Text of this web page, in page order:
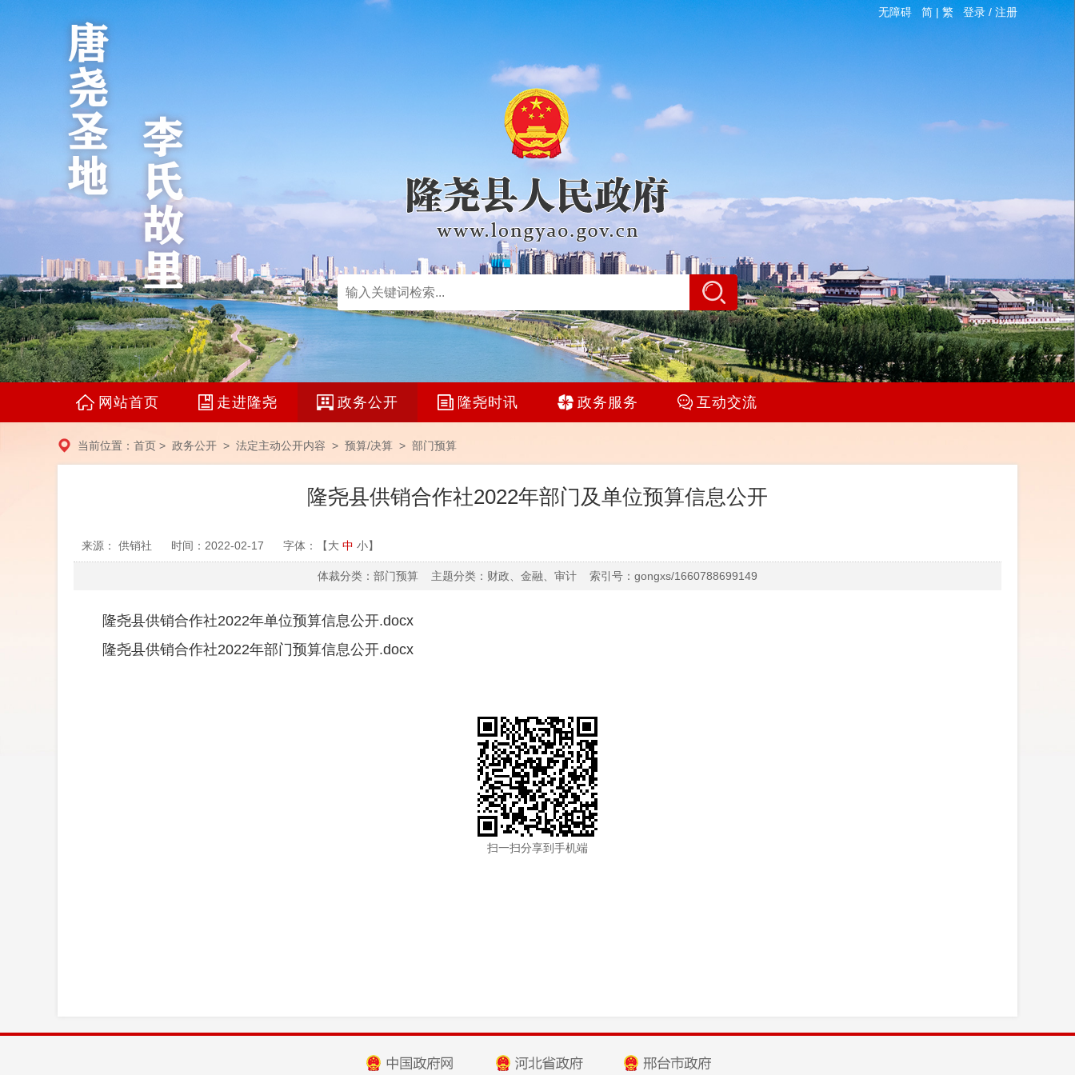
无障碍 简 |繁 登录/ 注册
网站首页 走进隆尧 政务公开 隆尧时讯 政务服务 互动交流
当前位置： 首页 > 政务公开 > 法定主动公开内容 > 预算/决算 > 部门预算
隆尧县供销合作社2022年部门及单位预算信息公开
来源： 供销社 时间：2022-02-17 字体：【大 中 小】
体裁分类：部门预算 主题分类：财政、金融、审计 索引号：gongxs/1660788699149
隆尧县供销合作社2022年单位预算信息公开.docx
隆尧县供销合作社2022年部门预算信息公开.docx
扫一扫分享到手机端